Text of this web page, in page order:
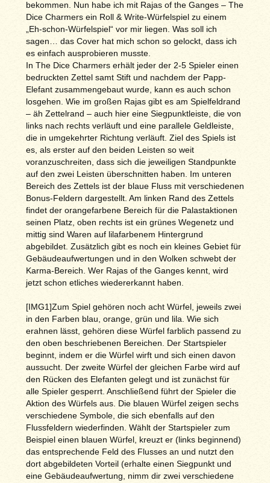
bekommen. Nun habe ich mit Rajas of the Ganges – The
Dice Charmers ein Roll & Write-Würfelspiel zu einem
„Eh-schon-Würfelspiel“ vor mir liegen. Was soll ich
sagen… das Cover hat mich schon so gelockt, dass ich
es einfach ausprobieren musste.
In The Dice Charmers erhält jeder der 2-5 Spieler einen
bedruckten Zettel samt Stift und nachdem der Papp-
Elefant zusammengebaut wurde, kann es auch schon
losgehen. Wie im großen Rajas gibt es am Spielfeldrand
– äh Zettelrand – auch hier eine Siegpunktleiste, die von
links nach rechts verläuft und eine parallele Geldleiste,
die in umgekehrter Richtung verläuft. Ziel des Spiels ist
es, als erster auf den beiden Leisten so weit
voranzuschreiten, dass sich die jeweiligen Standpunkte
auf den zwei Leisten überschnitten haben. Im unteren
Bereich des Zettels ist der blaue Fluss mit verschiedenen
Bonus-Feldern dargestellt. Am linken Rand des Zettels
findet der orangefarbene Bereich für die Palastaktionen
seinen Platz, oben rechts ist ein grünes Wegenetz und
mittig sind Waren auf lilafarbenem Hintergrund
abgebildet. Zusätzlich gibt es noch ein kleines Gebiet für
Gebäudeaufwertungen und in den Wolken schwebt der
Karma-Bereich. Wer Rajas of the Ganges kennt, wird
jetzt schon etliches wiedererkannt haben.
[IMG1]Zum Spiel gehören noch acht Würfel, jeweils zwei
in den Farben blau, orange, grün und lila. Wie sich
erahnen lässt, gehören diese Würfel farblich passend zu
den oben beschriebenen Bereichen. Der Startspieler
beginnt, indem er die Würfel wirft und sich einen davon
aussucht. Der zweite Würfel der gleichen Farbe wird auf
den Rücken des Elefanten gelegt und ist zunächst für
alle Spieler gesperrt. Anschließend führt der Spieler die
Aktion des Würfels aus. Die blauen Würfel zeigen sechs
verschiedene Symbole, die sich ebenfalls auf den
Flussfeldern wiederfinden. Wählt der Startspieler zum
Beispiel einen blauen Würfel, kreuzt er (links beginnend)
das entsprechende Feld des Flusses an und nutzt den
dort abgebildeten Vorteil (erhalte einen Siegpunkt und
eine Gebäudeaufwertung, nimm dir zwei verschiedene